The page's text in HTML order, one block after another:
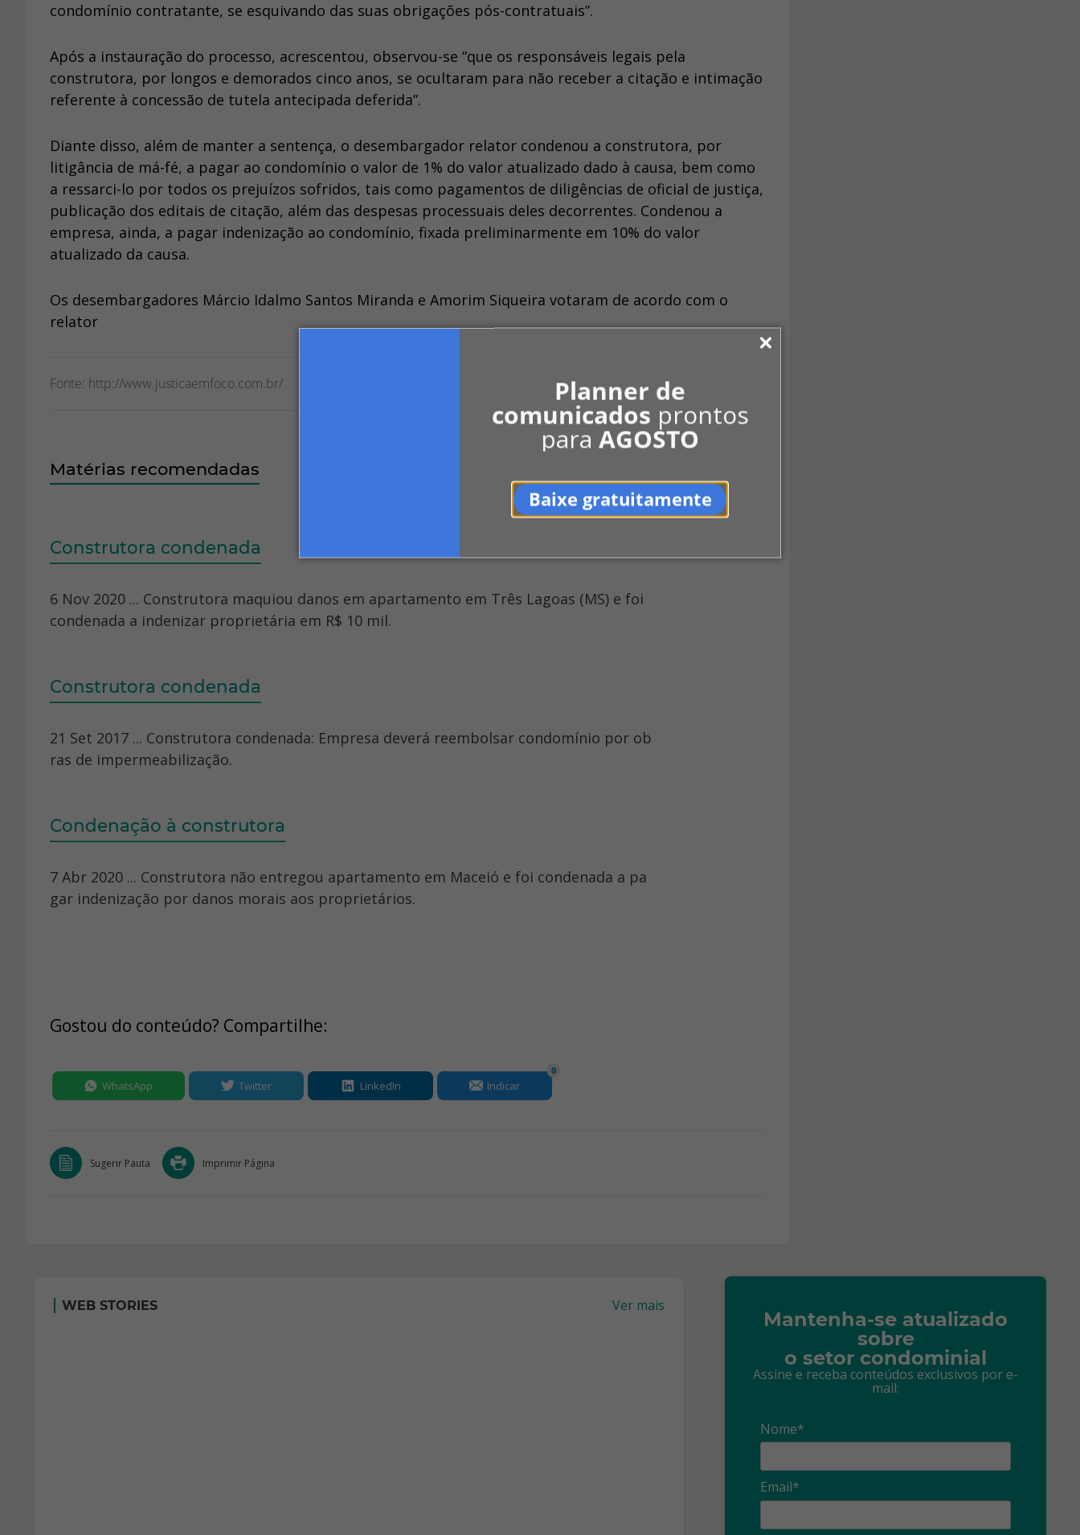
Planner de
comunicados prontos
paraAGOSTO
Baixe gratuitamente
condomínio contratante, se esquivando das suas obrigações pós-contratuais”.
Após a instauração do processo, acrescentou, observou-se “que os responsáveis legais pela
construtora, por longos e demorados cinco anos, se ocultaram para não receber a citação e intimação
referente à concessão de tutela antecipada deferida”.
Diante disso, além de manter a sentença, o desembargador relator condenou a construtora, por
litigância de má-fé, a pagar ao condomínio o valor de 1% do valor atualizado dado à causa, bem como
a ressarci-lo por todos os prejuízos sofridos, tais como pagamentos de diligências de oficial de justiça,
publicação dos editais de citação, além das despesas processuais deles decorrentes. Condenou a
empresa, ainda, a pagar indenização ao condomínio, fixada preliminarmente em 10% do valor
atualizado da causa.
Os desembargadores Márcio Idalmo Santos Miranda e Amorim Siqueira votaram de acordo com o
relator
Fonte: http://www.justicaemfoco.com.br/
Matérias recomendadas
Construtora condenada
6 Nov 2020 ... Construtora maquiou danos em apartamento em Três Lagoas (MS) e foi
condenada a indenizar proprietária em R$ 10 mil.
Construtora condenada
21 Set 2017 ... Construtora condenada: Empresa deverá reembolsar condomínio por ob
ras de impermeabilização.
Condenação à construtora
7 Abr 2020 ... Construtora não entregou apartamento em Maceió e foi condenada a pa
gar indenização por danos morais aos proprietários.
Gostou do conteúdo? Compartilhe:
WhatsApp Twitter LinkedIn Indicar
0
Sugerir Pauta Imprimir Página
WEB STORIES Ver mais
Mantenha-se atualizado
sobre
o setor condominial
Assine e receba conteúdos exclusivos por e-
mail:
Nome*
Email*